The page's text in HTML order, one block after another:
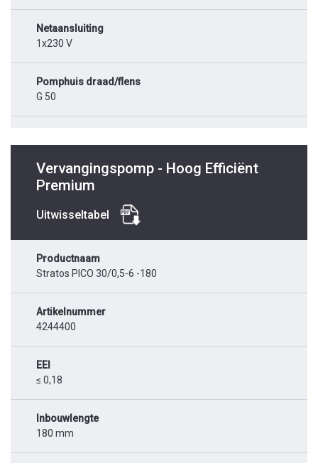
Netaansluiting
1x230 V
Pomphuis draad/flens
G 50
Vervangingspomp - Hoog Efficiënt
Premium
Uitwisseltabel
Productnaam
Stratos PICO 30/0,5-6 -180
Artikelnummer
4244400
EEI
≤ 0,18
Inbouwlengte
180 mm